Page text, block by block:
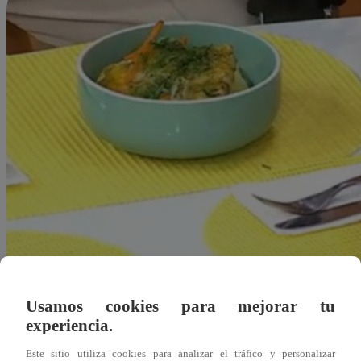
Alejandra Sanchez A.
Usamos cookies para mejorar tu
experiencia.
Este sitio utiliza cookies para analizar el tráfico y personalizar